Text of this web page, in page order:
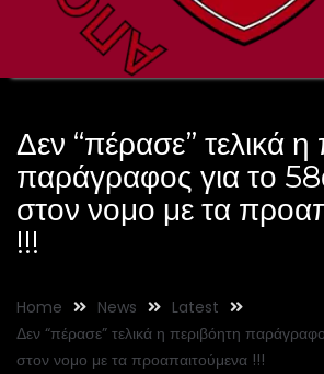
Δεν “πέρασε” τελικά η
παράγραφος για το
στον νομο με τα
!!!
Home News
Latest
Δεν “πέρασε” τελικά η περιβόητη
στον νομο με τα προαπαιτούμενα !!!